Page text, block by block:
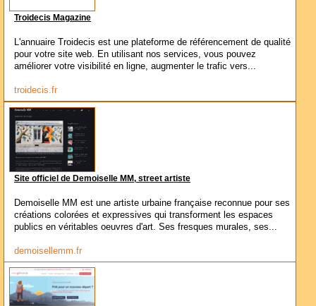
Troidecis Magazine
L'annuaire Troidecis est une plateforme de référencement de qualité
pour votre site web. En utilisant nos services, vous pouvez
améliorer votre visibilité en ligne, augmenter le trafic vers...
troidecis.fr
Site officiel de Demoiselle MM, street artiste
Demoiselle MM est une artiste urbaine française reconnue pour ses
créations colorées et expressives qui transforment les espaces
publics en véritables oeuvres d'art. Ses fresques murales, ses...
demoisellemm.fr